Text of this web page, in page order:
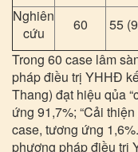
Nghiên
cứu
60 55
Trong 60 case lâm
pháp điều trị YHHĐ
Thang) đạt hiệu qủa
ứng 91,7%; “Cải thiện
case, tương ứng
phương pháp điều trị